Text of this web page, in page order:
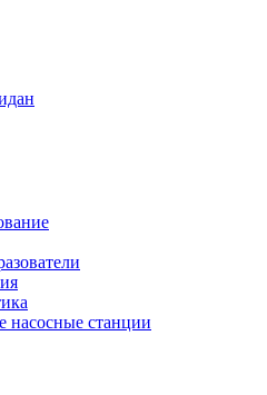
насосные станции